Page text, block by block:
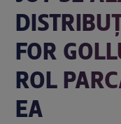
FOR
ROL
EA